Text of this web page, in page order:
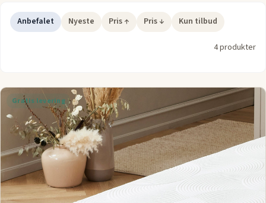
Anbefalet Nyeste Pris ↑ Pris ↓ Kun tilbud
4 produkter
Gratis levering